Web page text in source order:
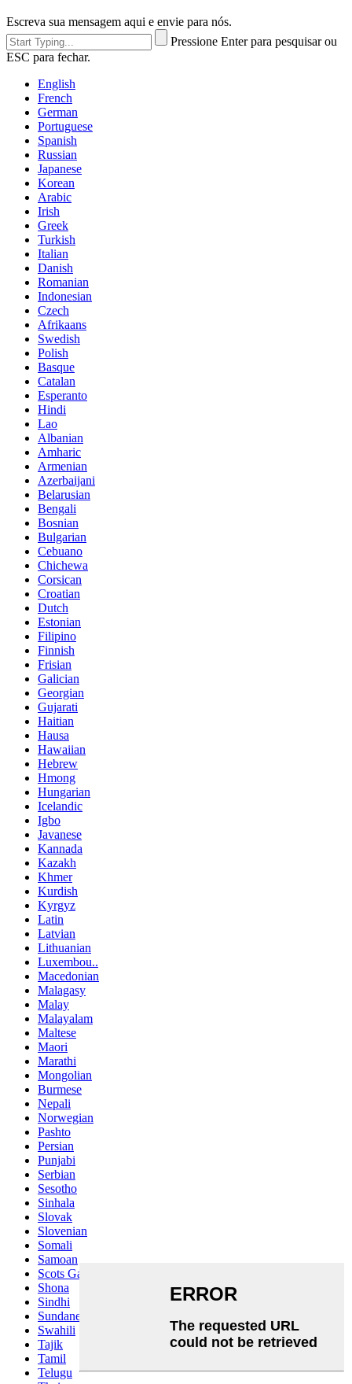
Escreva sua mensagem aqui e envie para nós.
Pressione Enter para pesquisar ou
ESC para fechar.
English
French
German
Portuguese
Spanish
Russian
Japanese
Korean
Arabic
Irish
Greek
Turkish
Italian
Danish
Romanian
Indonesian
Czech
Afrikaans
Swedish
Polish
Basque
Catalan
Esperanto
Hindi
Lao
Albanian
Amharic
Armenian
Azerbaijani
Belarusian
Bengali
Bosnian
Bulgarian
Cebuano
Chichewa
Corsican
Croatian
Dutch
Estonian
Filipino
Finnish
Frisian
Galician
Georgian
Gujarati
Haitian
Hausa
Hawaiian
Hebrew
Hmong
Hungarian
Icelandic
Igbo
Javanese
Kannada
Kazakh
Khmer
Kurdish
Kyrgyz
Latin
Latvian
Lithuanian
Luxembou..
Macedonian
Malagasy
Malay
Malayalam
Maltese
Maori
Marathi
Mongolian
Burmese
Nepali
Norwegian
Pashto
Persian
Punjabi
Serbian
Sesotho
Sinhala
Slovak
Slovenian
Somali
Samoan
Scots Gaelic
Shona
Sindhi
Sundanese
Swahili
Tajik
Tamil
Telugu